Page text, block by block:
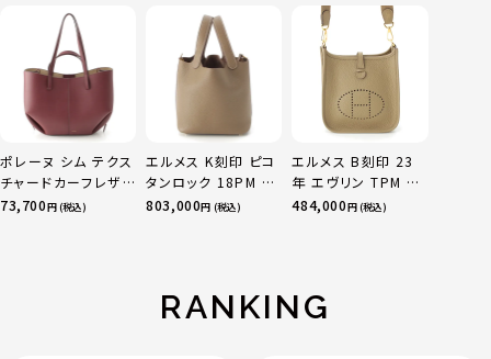
ニティ リング 指輪 マ
ルチカラー 50 51
52 24.9g
ポレーヌ シム テクス
チャードカーフレザ
ー トートバッグ ダー
73,700円 (税込)
エルメス K刻印 ピコ
タンロック 18PM ト
リヨン ハンドバッグ
803,000円 (税込)
エルメス B刻印 23
年 エヴリン TPM 16
アマゾン トリヨンク
484,000円 (税込)
RANKING